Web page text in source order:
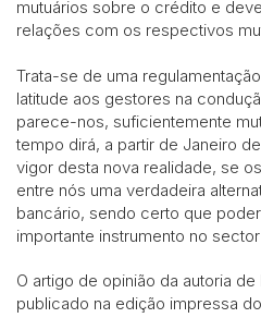
mutuários sobre o crédito e
relações com os respectivos
Trata-se de uma
latitude aos gestores na
parece-nos, suficientemente
tempo dirá, a partir de Janeiro
vigor desta nova realidade, se
entre nós uma verdadeira
bancário, sendo certo que
importante instrumento no
O artigo de opinião da autoria de
publicado na edição impressa